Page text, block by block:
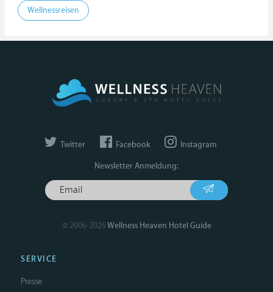
Wellnessreisen
Twitter Facebook Instagram
Newsletter Anmeldung:
© 2006-2026Wellness Heaven Hotel Guide
SERVICE
Presse